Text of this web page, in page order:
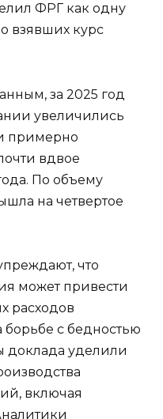
ФРГ как одну
взявших курс
за 2025 год
увеличились
примерно
вдвое
По объему
на четвертое
что
может привести
расходов
борьбе с бедностью
доклада уделили
включая